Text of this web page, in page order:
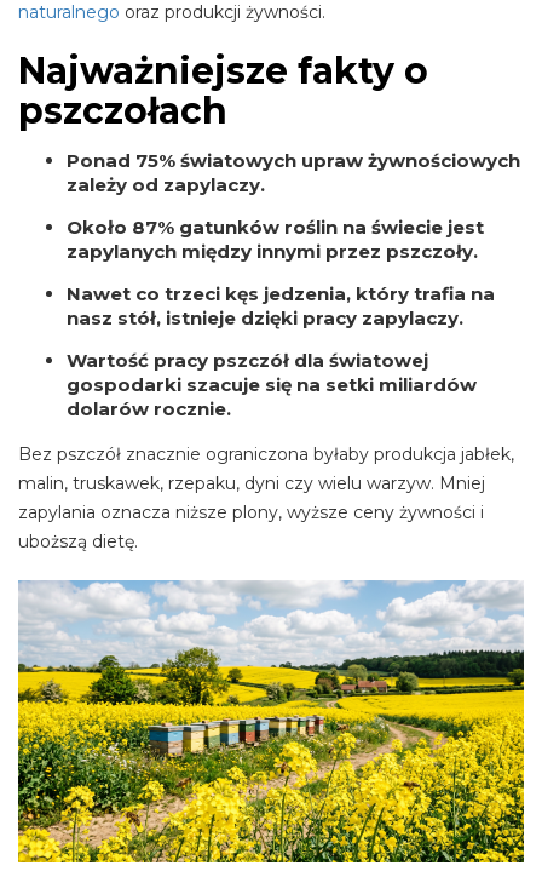
naturalnego oraz produkcji żywności.
Najważniejsze fakty o
pszczołach
Ponad 75% światowych upraw żywnościowych
zależy od zapylaczy.
Około 87% gatunków roślin na świecie jest
zapylanych między innymi przez pszczoły.
Nawet co trzeci kęs jedzenia, który trafia na
nasz stół, istnieje dzięki pracy zapylaczy.
Wartość pracy pszczół dla światowej
gospodarki szacuje się na setki miliardów
dolarów rocznie.
Bez pszczół znacznie ograniczona byłaby produkcja jabłek,
malin, truskawek, rzepaku, dyni czy wielu warzyw. Mniej
zapylania oznacza niższe plony, wyższe ceny żywności i
uboższą dietę.